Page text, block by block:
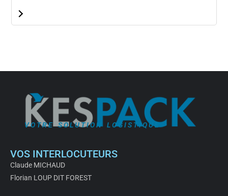
VOTRE SOLUTION LOGISTIQUE
VOS INTERLOCUTEURS
Claude MICHAUD
Florian LOUP DIT FOREST